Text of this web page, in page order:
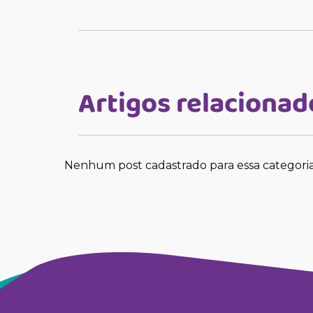
Artigos
Nenhum post cadastrado para essa